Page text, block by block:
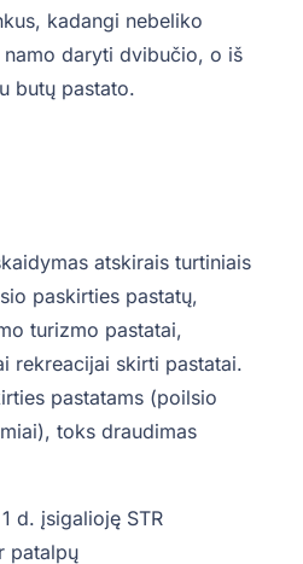
kadangi nebeliko
daryti dvibučio, o iš
butų pastato.
atskirais turtiniais
paskirties pastatų,
turizmo pastatai,
rekreacijai skirti pastatai.
pastatams (poilsio
toks draudimas
d. įsigalioję STR
patalpų